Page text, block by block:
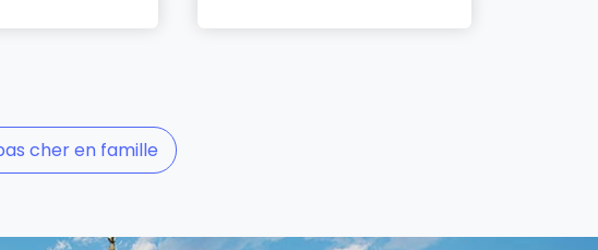
cher en famille